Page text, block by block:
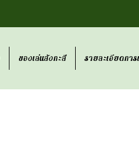
ของเล่นสังกะสี รายละเอียดการ